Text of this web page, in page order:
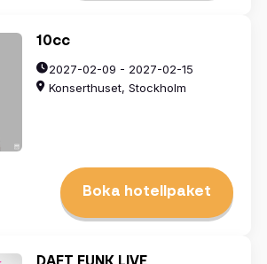
10cc
2027-02-09 - 2027-02-15
Konserthuset, Stockholm
Boka hotellpaket